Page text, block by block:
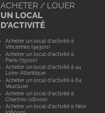
ACHETER / LOUER
UN LOCAL
D'ACTIVITÉ
Acheter un local d'activité à
Vincennes (94300)
Acheter un local d'activité à
Paris (75020)
Acheter un local d'activité à 44
Loire-Atlantique
Acheter un local d'activité à 84
Vaucluse
Acheter un local d'activité à
Chartres (28000)
Acheter un local d'activité à Nice